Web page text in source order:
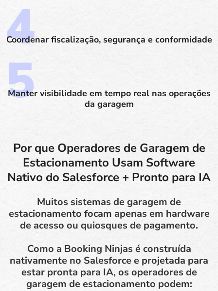
Coordenar fiscalização, segurança e conformidade
Manter visibilidade em tempo real nas operações
da garagem
Por que Operadores de Garagem de
Estacionamento Usam Software
Nativo do Salesforce + Pronto para IA
Muitos sistemas de garagem de
estacionamento focam apenas em hardware
de acesso ou quiosques de pagamento.
Como a Booking Ninjas é construída
nativamente no Salesforce e projetada para
estar pronta para IA, os operadores de
garagem de estacionamento podem: